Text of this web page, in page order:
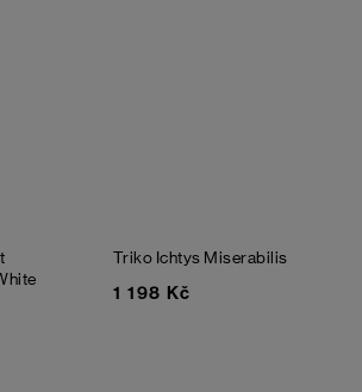
Triko Ichtys Miserabilis
1 198 Kč